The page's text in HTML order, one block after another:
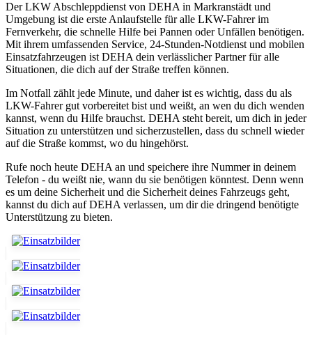
Der LKW Abschleppdienst von DEHA in Markranstädt und
Umgebung ist die erste Anlaufstelle für alle LKW-Fahrer im
Fernverkehr, die schnelle Hilfe bei Pannen oder Unfällen benötigen.
Mit ihrem umfassenden Service, 24-Stunden-Notdienst und mobilen
Einsatzfahrzeugen ist DEHA dein verlässlicher Partner für alle
Situationen, die dich auf der Straße treffen können.
Im Notfall zählt jede Minute, und daher ist es wichtig, dass du als
LKW-Fahrer gut vorbereitet bist und weißt, an wen du dich wenden
kannst, wenn du Hilfe brauchst. DEHA steht bereit, um dich in jeder
Situation zu unterstützen und sicherzustellen, dass du schnell wieder
auf die Straße kommst, wo du hingehörst.
Rufe noch heute DEHA an und speichere ihre Nummer in deinem
Telefon - du weißt nie, wann du sie benötigen könntest. Denn wenn
es um deine Sicherheit und die Sicherheit deines Fahrzeugs geht,
kannst du dich auf DEHA verlassen, um dir die dringend benötigte
Unterstützung zu bieten.